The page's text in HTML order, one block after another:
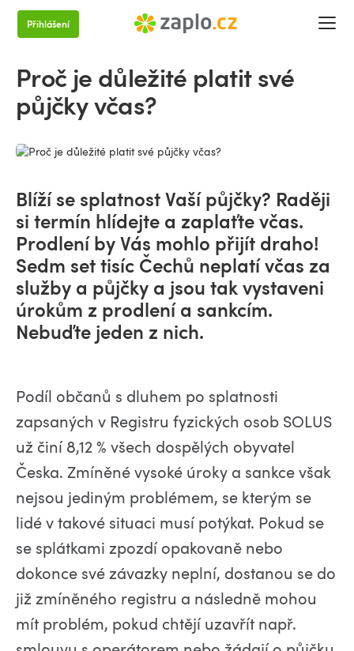
Přihlášení
Proč je důležité platit své
půjčky včas?
Blíží se splatnost Vaší půjčky? Raději
si termín hlídejte a zaplaťte včas.
Prodlení by Vás mohlo přijít draho!
Sedm set tisíc Čechů neplatí včas za
služby a půjčky a jsou tak vystaveni
úrokům z prodlení a sankcím.
Nebuďte jeden z nich.
Podíl občanů s dluhem po splatnosti
zapsaných v Registru fyzických osob SOLUS
už činí 8,12 % všech dospělých obyvatel
Česka. Zmíněné vysoké úroky a sankce však
nejsou jediným problémem, se kterým se
lidé v takové situaci musí potýkat. Pokud se
se splátkami zpozdí opakovaně nebo
dokonce své závazky neplní, dostanou se do
již zmíněného registru a následně mohou
mít problém, pokud chtějí uzavřít např.